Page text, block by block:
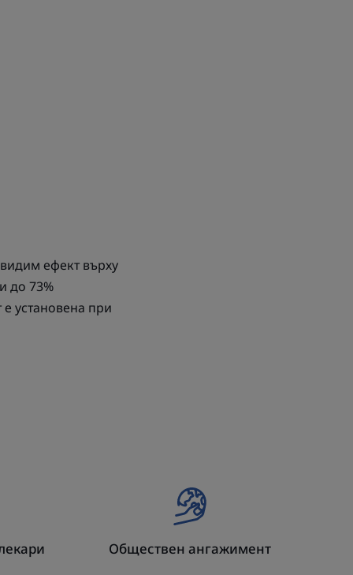
на ден за 28 дни.
ефект върху
до 73%
установена при
Обществен ангажимент